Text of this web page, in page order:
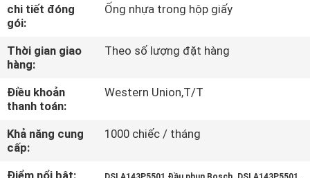
QUAN
NHÀ
MÁY
KIỂM
SOÁT
CHẤT
chi tiết đóng
gói:
Ống nhựa trong hộp giấy
Thời gian giao
hàng:
Theo số lượng đặt hàng
Điều khoản
thanh toán:
Western Union,T/T
Khả năng cung
cấp:
1000 chiếc / tháng